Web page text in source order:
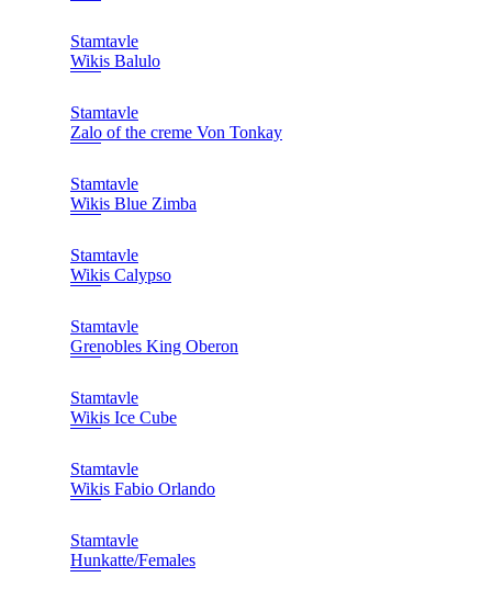
Stamtavle
Wikis Balulo
Stamtavle
Zalo of the creme Von Tonkay
Stamtavle
Wikis Blue Zimba
Stamtavle
Wikis Calypso
Stamtavle
Grenobles King Oberon
Stamtavle
Wikis Ice Cube
Stamtavle
Wikis Fabio Orlando
Stamtavle
Hunkatte/Females